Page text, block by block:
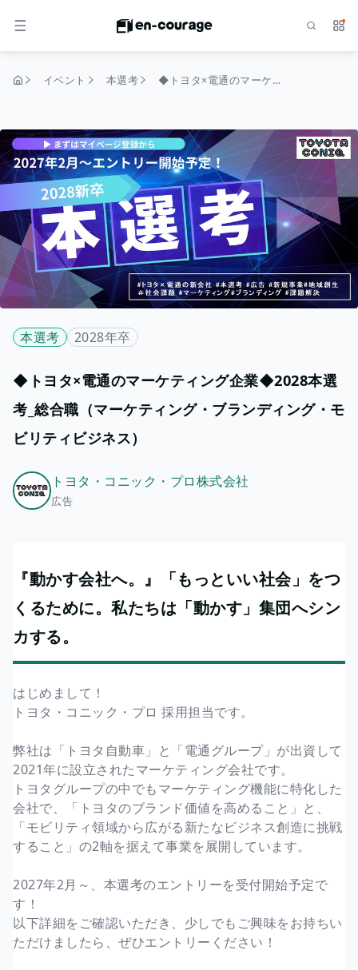
メニュー サ
イベント 本選考 ◆トヨタ×電通のマーケティング企業◆2028本選考_総合職（マーケティング・ブランディング・モビリティビジネス）
本選考 2028年卒
◆トヨタ×電通のマーケティング企業◆2028本選
考_総合職（マーケティング・ブランディング・モ
ビリティビジネス）
トヨタ・コニック・プロ株式会社
広告
『動かす会社へ。』「もっといい社会」をつ
くるために。私たちは「動かす」集団へシン
カする。
はじめまして！
トヨタ・コニック・プロ 採用担当です。
弊社は「トヨタ自動車」と「電通グループ」が出資して
2021年に設立されたマーケティング会社です。
トヨタグループの中でもマーケティング機能に特化した
会社で、「トヨタのブランド価値を高めること」と、
「モビリティ領域から広がる新たなビジネス創造に挑戦
すること」の2軸を据えて事業を展開しています。
2027年2月～、本選考のエントリーを受付開始予定で
す！
以下詳細をご確認いただき、少しでもご興味をお持ちい
ただけましたら、ぜひエントリーください！